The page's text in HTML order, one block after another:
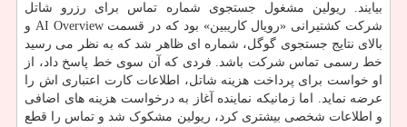
بیایند. ریولین مشغول جستجوی شماره تماس برای رزرو شاتل
شرکت کشتیرانی «رویال کاریبین» بود که در قسمت AI Overview و
بالای نتایج جستجوی گوگل، شماره ای ظاهر شد که به نظر می رسید
خط رسمی تماس شرکت باشد. فردی که آن سوی خط پاسخ داد، از
او خواست برای پرداخت هزینه شاتل، اطلاعات کارت اعتباری اش را
عرضه نماید. اما زمانیکه نماینده آغاز به درخواست هزینه های اضافی
و اطلاعات شخصی بیشتری کرد، ریولین مشکوک شد و تماس را قطع